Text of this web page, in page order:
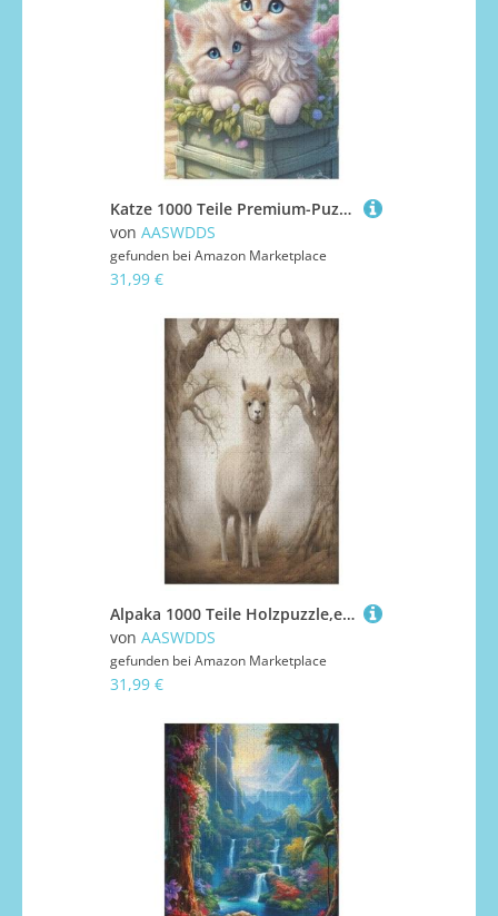
Katze 1000 Teile Premium-Puzzles Für Erwachsene Kinder- Holzpuzzles Spaß Und Lernspiele - Perfekte Puzzle-Geschenke 78×53cm
von AASWDDS
gefunden bei Amazon Marketplace
31,99 €
Alpaka 1000 Teile Holzpuzzle,einzigartiges Puzzle, Geschenk Für Erwachsene,Familienspiel,Herausforderungsaktivität,78×53cm
von AASWDDS
gefunden bei Amazon Marketplace
31,99 €